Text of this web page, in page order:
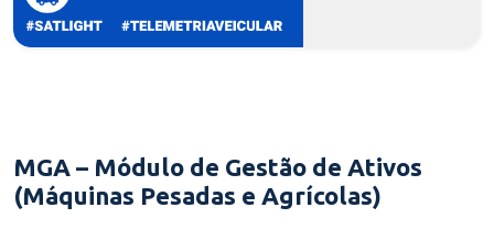
MGA – Módulo de Gestão de Ativos
(Máquinas Pesadas e Agrícolas)